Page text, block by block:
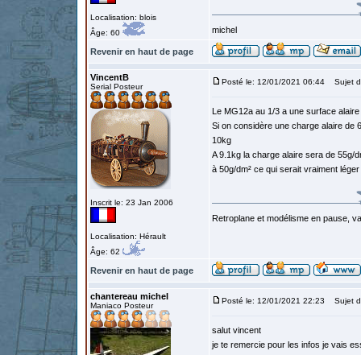
Localisation: blois
Âge: 60
michel
Revenir en haut de page
VincentB
Serial Posteur
Inscrit le: 23 Jan 2006
Localisation: Hérault
Âge: 62
Posté le: 12/01/2021 06:44 Sujet
Le MG12a au 1/3 a une surface alaire
Si on considère une charge alaire de
10kg
A 9.1kg la charge alaire sera de 55g/
à 50g/dm² ce qui serait vraiment
Retroplane et modélisme en pause,
Revenir en haut de page
chantereau michel
Maniaco Posteur
Posté le: 12/01/2021 22:23 Sujet
salut vincent
je te remercie pour les infos je vais